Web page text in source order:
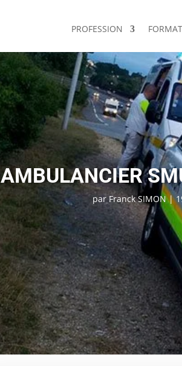
PROFESSION
AMBULANCIER
parFranck SIMON|